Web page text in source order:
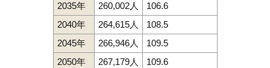
2035年
260,002人
106.6
2040年
264,615人
108.5
2045年
266,946人
109.5
2050年
267,179人 109.6